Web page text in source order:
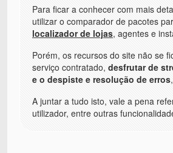
Para ficar a conhecer com mais
utilizar o comparador de pacotes
localizador de lojas, agentes e
Porém, os recursos do site não se
serviço contratado, desfrutar de
e o despiste e resolução de erros
A juntar a tudo isto, vale a pena
utilizador, entre outras